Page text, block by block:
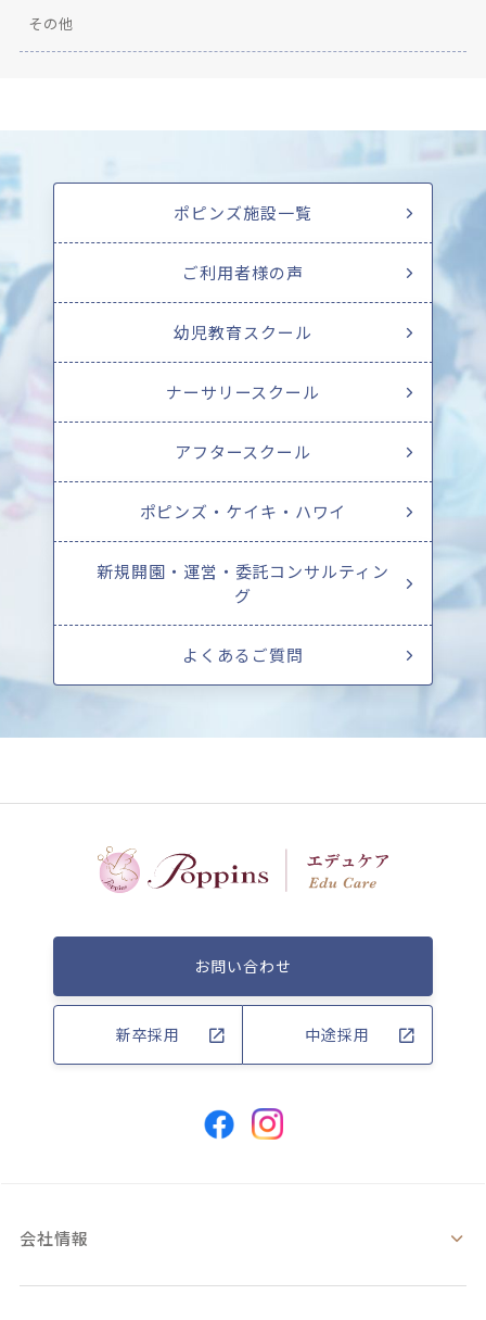
その他
ポピンズ施設一覧
ご利用者様の声
幼児教育スクール
ナーサリースクール
アフタースクール
ポピンズ・ケイキ・ハワイ
新規開園・運営・委託コンサルティン
グ
よくあるご質問
お問い合わせ
新卒採用 中途採用
会社情報